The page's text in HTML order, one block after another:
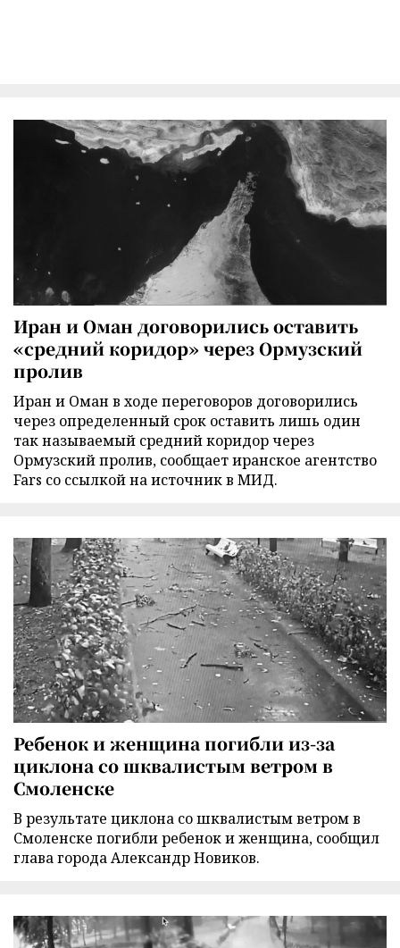
Иран и Оман договорились оставить
«средний коридор» через Ормузский
пролив
Иран и Оман в ходе переговоров договорились
через определенный срок оставить лишь один
так называемый средний коридор через
Ормузский пролив, сообщает иранское агентство
Fars со ссылкой на источник в МИД.
Ребенок и женщина погибли из-за
циклона со шквалистым ветром в
Смоленске
В результате циклона со шквалистым ветром в
Смоленске погибли ребенок и женщина, сообщил
глава города Александр Новиков.